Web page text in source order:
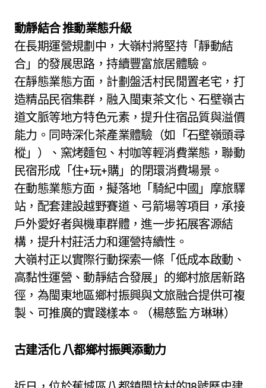
動靜結合 推動業態升級
在長期運營規劃中，大嶺村將堅持「靜動結
合」的發展思路，持續豐富旅居體驗。
在靜態業態方面，計劃盤活村民閒置老宅，打
造精品民宿集群，融入閩東茶文化、石壁嶺古
道文脈等地方特色元素，提升住宿品質與溢價
能力。同時深化茶產業體驗（如「石壁嶺頭尋
樅」）、窯烤麵包、村咖等輕消費業態，聯動
民宿形成「住+玩+購」的閉環消費場景。
在動態業態方面，擬落地「騎紀中國」摩旅驛
站，配套建設越野賽道、弓箭場等項目，承接
戶外愛好者與機車群體，進一步拓展客源結
構，提升村莊活力和運營持續性。
大嶺村正以實際行動探索一條「低成本啟動、
高黏性運營、動靜結合發展」的鄉村旅居新路
徑，為閩東地區鄉村振興與文旅融合提供可複
製、可推廣的實踐樣本。（楊慈監 方琳琳）
古建活化 八都鄉村振興添動力